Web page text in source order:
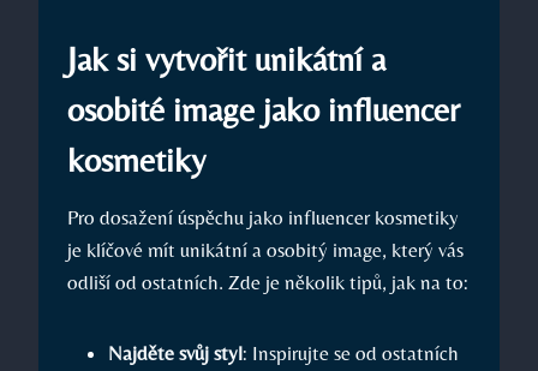
Jak si vytvořit unikátní a
osobité image jako influencer
kosmetiky
Pro dosažení úspěchu jako influencer kosmetiky
je klíčové mít unikátní a osobitý image, který vás
odliší od ostatních. Zde je několik tipů, jak na to:
Najděte svůj styl: Inspirujte se od ostatních